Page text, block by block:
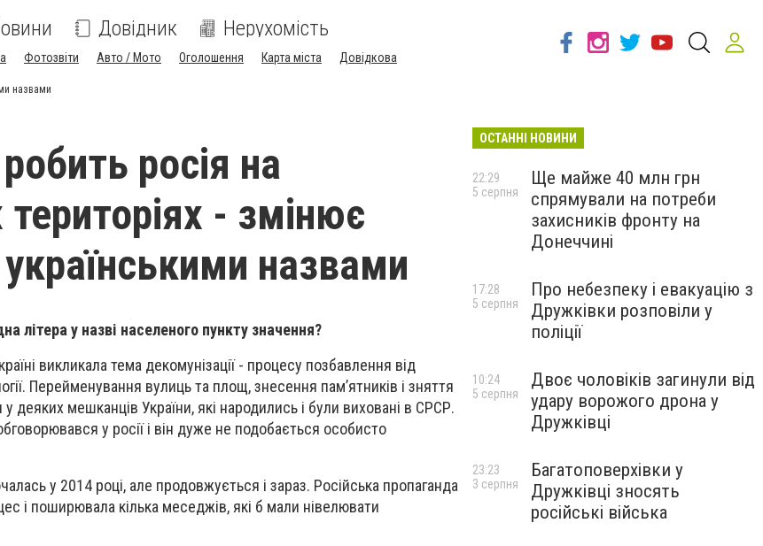
Довідник Нерухомість
Фотозвіти Авто / Мото Оголошення Карта міста Довідкова
назвами
росія на
- змінює
назвами
літера у назві населеного пункту значення?
викликала тема декомунізації - процесу позбавлення від
Перейменування вулиць та площ, знесення пам’ятників і зняття
деяких мешканців України, які народились і були виховані в СРСР.
у росії і він дуже не подобається особисто
у 2014 році, але продовжується і зараз. Російська пропаганда
і поширювала кілька меседжів, які б мали нівелювати
ОСТАННІ НОВИНИ
Ще майже 40 млн грн
спрямували на потреби
захисників фронту на
Донеччині
22:29
5 серпня
Про небезпеку і евакуацію з
Дружківки розповіли у
поліції
17:28
5 серпня
Двоє чоловіків загинули від
удару ворожого дрона у
Дружківці
10:24
5 серпня
Багатоповерхівки у
Дружківці зносять
російські війська
23:23
3 серпня